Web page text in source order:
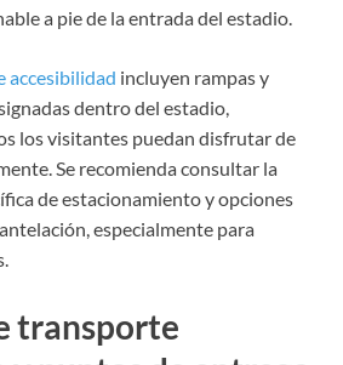
a pie de la entrada del estadio.
accesibilidad incluyen rampas y
dentro del estadio,
los visitantes puedan disfrutar de
Se recomienda consultar la
de estacionamiento y opciones
especialmente para
transporte